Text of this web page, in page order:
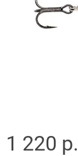
1 220 р.